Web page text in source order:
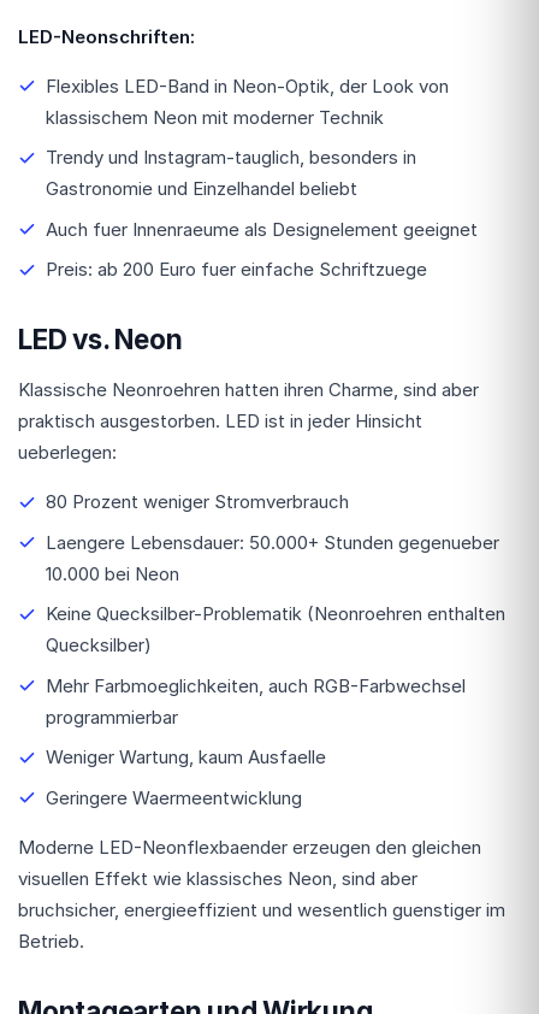
LED-Neonschriften:
Flexibles LED-Band in Neon-Optik, der Look von
klassischem Neon mit moderner Technik
Trendy und Instagram-tauglich, besonders in
Gastronomie und Einzelhandel beliebt
Auch fuer Innenraeume als Designelement geeignet
Preis: ab 200 Euro fuer einfache Schriftzuege
LED vs. Neon
Klassische Neonroehren hatten ihren Charme, sind aber
praktisch ausgestorben. LED ist in jeder Hinsicht
ueberlegen:
80 Prozent weniger Stromverbrauch
Laengere Lebensdauer: 50.000+ Stunden gegenueber
10.000 bei Neon
Keine Quecksilber-Problematik (Neonroehren enthalten
Quecksilber)
Mehr Farbmoeglichkeiten, auch RGB-Farbwechsel
programmierbar
Weniger Wartung, kaum Ausfaelle
Geringere Waermeentwicklung
Moderne LED-Neonflexbaender erzeugen den gleichen
visuellen Effekt wie klassisches Neon, sind aber
bruchsicher, energieeffizient und wesentlich guenstiger im
Betrieb.